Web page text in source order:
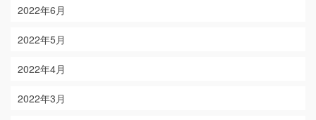
2022年6月
2022年5月
2022年4月
2022年3月